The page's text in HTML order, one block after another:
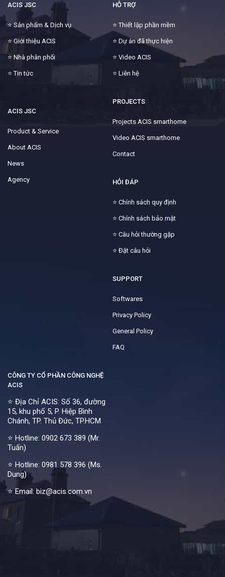
ACIS JSC
⭐Sản phẩm & Dịch vụ
⭐ Giới thiệu ACIS
⭐ Nhà phân phối
⭐Tin tức
ACIS JSC
Product & Service
About ACIS
News
Agency
HỖ TRỢ
⭐Thiết lập phần mềm
⭐ Dự án đã thực hiện
⭐ Video ACIS
⭐ Liên hệ
PROJECTS
Projects ACIS smarthome
Video ACIS smarthome
Contact
HỎI ĐÁP
⭐ Chính sách quy định
⭐ Chính sách bảo mật
⭐ Câu hỏi thường gặp
⭐ Đặt câu hỏi
SUPPORT
Softwares
Privacy Policy
General Policy
FAQ
CÔNG TY CỔ PHẦN CÔNG NGHỆ
ACIS
⭐ Địa Chỉ ACIS: Số 36, đường
15, khu phố 5, P. Hiệp Bình
Chánh, TP. Thủ Đức, TP.HCM
⭐ Hotline: 0902 673 389 (Mr.
Tuấn)
⭐ Hotline: 0981 578 396 (Ms.
Dung)
⭐ Email: biz@acis.com.vn